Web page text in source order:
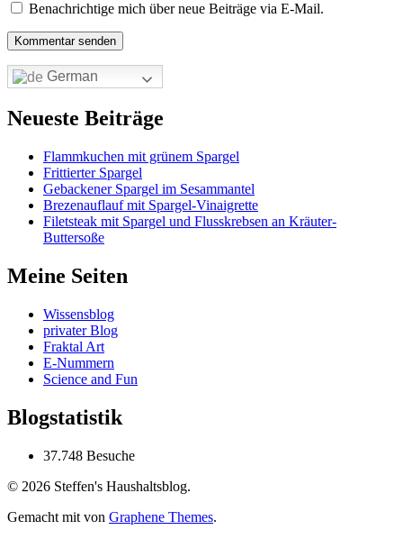
Benachrichtige mich über neue Beiträge via E-Mail.
German
Neueste Beiträge
Flammkuchen mit grünem Spargel
Frittierter Spargel
Gebackener Spargel im Sesammantel
Brezenauflauf mit Spargel-Vinaigrette
Filetsteak mit Spargel und Flusskrebsen an Kräuter-
Buttersoße
Meine Seiten
Wissensblog
privater Blog
Fraktal Art
E-Nummern
Science and Fun
Blogstatistik
37.748 Besuche
© 2026 Steffen's Haushaltsblog.
Gemacht mit von Graphene Themes.